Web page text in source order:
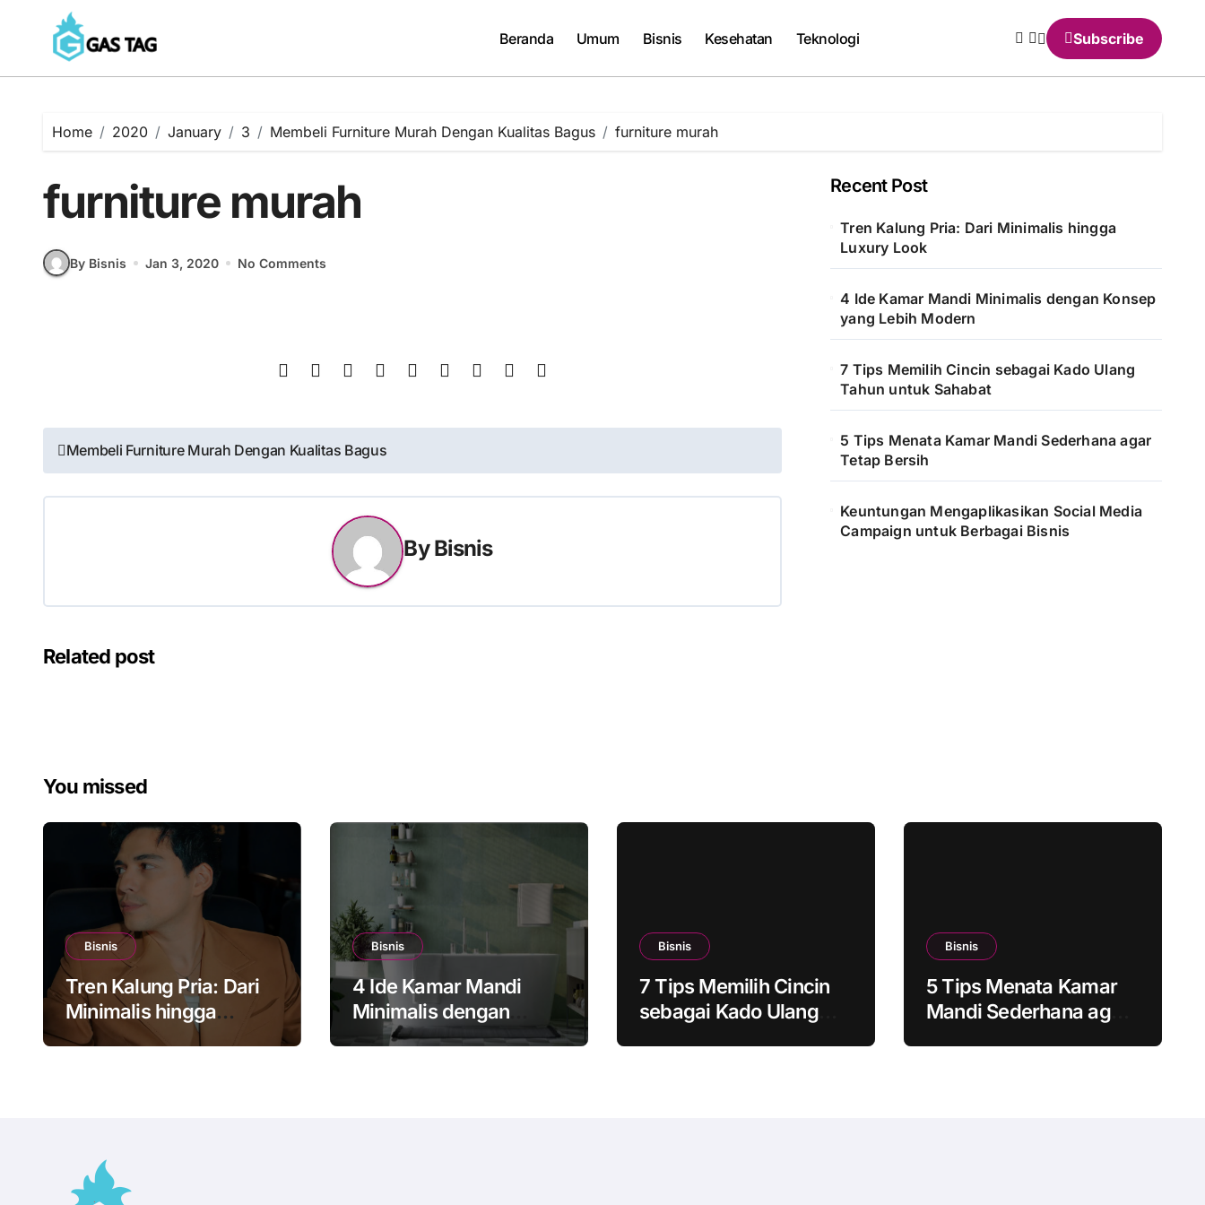
Beranda Umum Bisnis Kesehatan Teknologi Subscribe
Home 2020 January 3 Membeli Furniture Murah Dengan Kualitas Bagus furniture murah
furniture murah
By Bisnis Jan 3, 2020 No Comments
Post
Membeli Furniture Murah Dengan Kualitas Bagus
ByBisnis
Related post
Recent Post
Tren Kalung Pria: Dari Minimalis hingga
Luxury Look
4 Ide Kamar Mandi Minimalis dengan Konsep
yang Lebih Modern
7 Tips Memilih Cincin sebagai Kado Ulang
Tahun untuk Sahabat
5 Tips Menata Kamar Mandi Sederhana agar
Tetap Bersih
Keuntungan Mengaplikasikan Social Media
Campaign untuk Berbagai Bisnis
You missed
Bisnis
Tren Kalung Pria: Dari
Minimalis hingga
Luxury Look
Bisnis
4 Ide Kamar Mandi
Minimalis dengan
Konsep yang Lebih
Bisnis
7 Tips Memilih Cincin
sebagai Kado Ulang
Bisnis
5 Tips Menata Kamar
Mandi Sederhana agar